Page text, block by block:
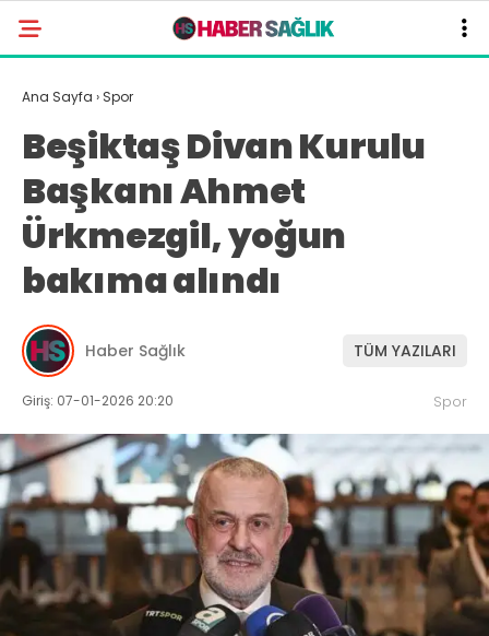
Ana Sayfa › Spor
Beşiktaş Divan Kurulu
Başkanı Ahmet
Ürkmezgil, yoğun
bakıma alındı
Haber Sağlık TÜM YAZILARI
Giriş: 07-01-2026 20:20 Spor